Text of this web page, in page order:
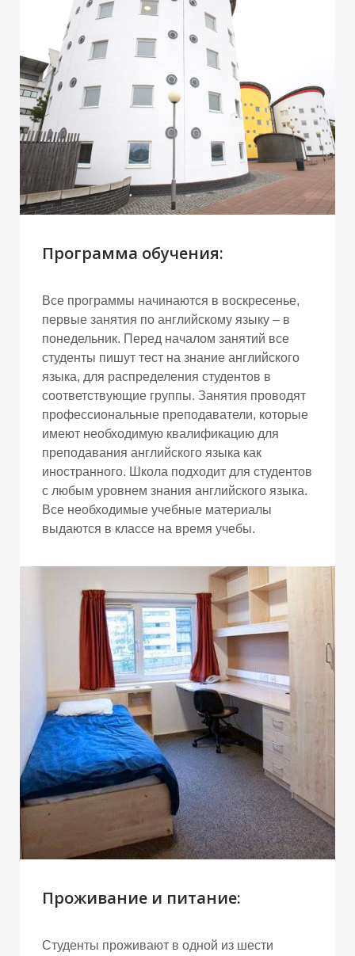
Программа обучения:
Все программы начинаются в воскресенье,
первые занятия по английскому языку – в
понедельник. Перед началом занятий все
студенты пишут тест на знание английского
языка, для распределения студентов в
соответствующие группы. Занятия проводят
профессиональные преподаватели, которые
имеют необходимую квалификацию для
преподавания английского языка как
иностранного. Школа подходит для студентов
с любым уровнем знания английского языка.
Все необходимые учебные материалы
выдаются в классе на время учебы.
Проживание и питание:
Студенты проживают в одной из шести